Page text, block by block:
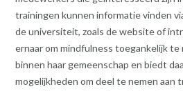
trainingen kunnen informatie vinden
de universiteit, zoals de website of
ernaar om mindfulness toegankelijk te
binnen haar gemeenschap en biedt
mogelijkheden om deel te nemen aan